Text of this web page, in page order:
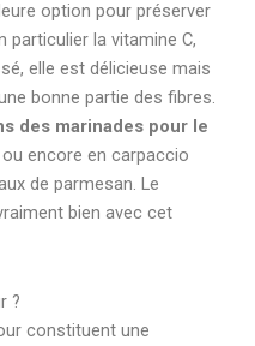
option pour préserver
particulier la vitamine C,
elle est délicieuse mais
bonne partie des fibres.
des marinades pour le
encore en carpaccio
de parmesan. Le
bien avec cet
?
constituent une